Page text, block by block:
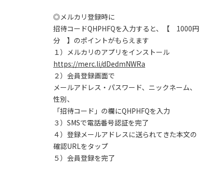
◎メルカリ登録時に
招待コードQHPHFQを入力すると、【 1000円
分 】のポイントがもらえます
１）メルカリのアプリをインストール
https://merc.li/dDedmNWRa
２）会員登録画面で
メールアドレス・パスワード、ニックネーム、
性別、
「招待コード」の欄にQHPHFQを入力
３）SMSで電話番号認証を完了
４）登録メールアドレスに送られてきた本文の
確認URLをタップ
５）会員登録を完了